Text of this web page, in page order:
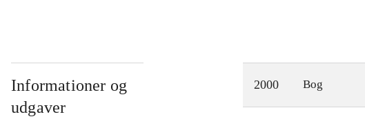
Informationer og
udgaver
2000 Bog